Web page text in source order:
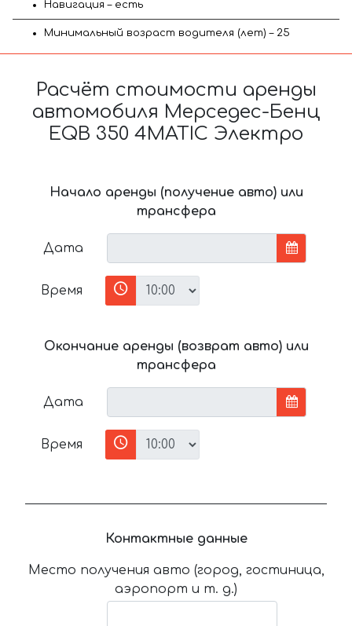
Навигация – есть
Минимальный возраст водителя (лет) – 25
Расчёт стоимости аренды
автомобиля Мерседес-Бенц
EQB 350 4MATIC Электро
Начало аренды (получение авто) или
трансфера
Дата
Время
Окончание аренды (возврат авто) или
трансфера
Дата
Время
Контактные данные
Место получения авто (город, гостиница,
аэропорт и т. д.)